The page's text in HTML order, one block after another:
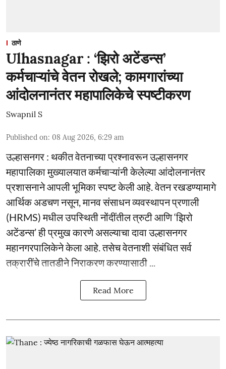
ठाणे
Ulhasnagar : ‘झिरो अटेंडन्स’
कर्मचाऱ्यांचे वेतन रोखले; कामगारांच्या
आंदोलनानंतर महापालिकेचे स्पष्टीकरण
Swapnil S
Published on: 08 Aug 2026, 6:29 am
उल्हासनगर : थकीत वेतनाच्या प्रश्नावरून उल्हासनगर
महापालिका मुख्यालयात कर्मचाऱ्यांनी केलेल्या आंदोलनानंतर
प्रशासनाने आपली भूमिका स्पष्ट केली आहे. वेतन रखडण्यामागे
आर्थिक अडचण नसून, मानव संसाधन व्यवस्थापन प्रणाली
(HRMS) मधील उपस्थिती नोंदींतील त्रुटी आणि ‘झिरो
अटेंडन्स’ ही प्रमुख कारणे असल्याचा दावा उल्हासनगर
महानगरपालिकेने केला आहे. तसेच वेतनाशी संबंधित सर्व
तक्रारींचे तातडीने निराकरण करण्यासाठी ...
Read More